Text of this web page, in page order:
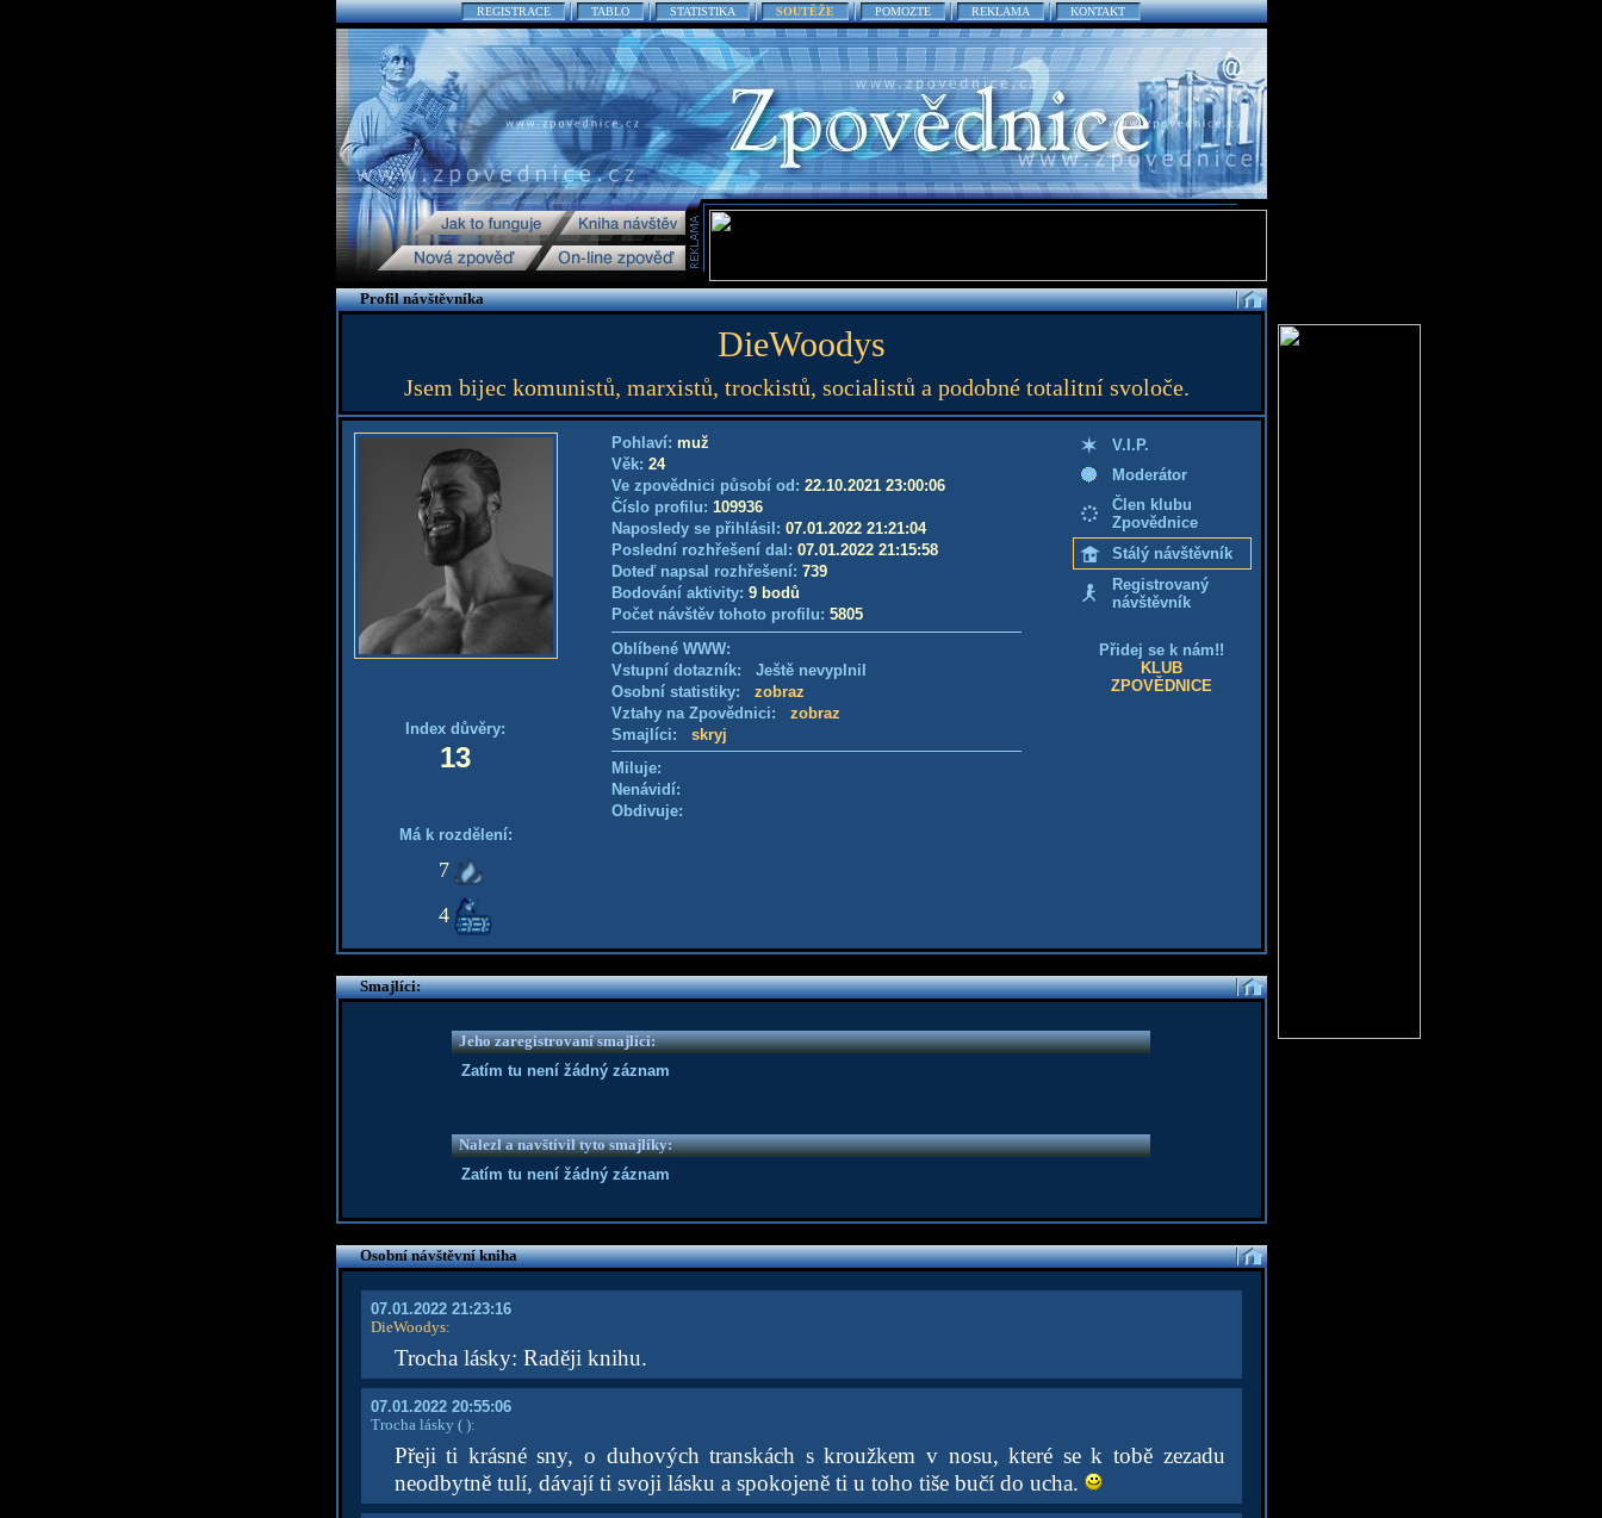
REGISTRACE TABLO STATISTIKA SOUTĚŽE POMOZTE REKLAMA KONTAKT
Profil návštěvníka
DieWoodys
Jsem bijec komunistů, marxistů, trockistů, socialistů a podobné totalitní svoloče.
Index důvěry:
13
Má k rozdělení:
7
4
Pohlaví: muž
Věk: 24
Ve zpovědnici působí od: 22.10.2021 23:00:06
Číslo profilu: 109936
Naposledy se přihlásil: 07.01.2022 21:21:04
Poslední rozhřešení dal: 07.01.2022 21:15:58
Doteď napsal rozhřešení: 739
Bodování aktivity: 9 bodů
Počet návštěv tohoto profilu: 5805
Oblíbené WWW:
Vstupní dotazník: Ještě nevyplnil
Osobní statistiky: zobraz
Vztahy na Zpovědnici: zobraz
Smajlíci: skryj
Miluje:
Nenávidí:
Obdivuje:
V.I.P.
Moderátor
Člen klubu
Zpovědnice
Stálý návštěvník
Registrovaný
návštěvník
Přidej se k nám!!
KLUB
ZPOVĚDNICE
Smajlíci:
Jeho zaregistrovaní smajlíci:
Zatím tu není žádný záznam
Nalezl a navštívil tyto smajlíky:
Zatím tu není žádný záznam
Osobní návštěvní kniha
07.01.2022 21:23:16
DieWoodys:
Trocha lásky: Raději knihu.
07.01.2022 20:55:06
Trocha lásky ( ):
Přeji ti krásné sny, o duhových transkách s kroužkem v nosu, které se k tobě zezadu
neodbytně tulí, dávají ti svoji lásku a spokojeně ti u toho tiše bučí do ucha.